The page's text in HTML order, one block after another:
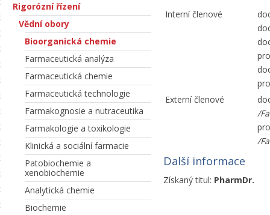
Rigorózní řízení
Vědní obory
Bioorganická chemie
Farmaceutická analýza
Farmaceutická chemie
Farmaceutická technologie
Farmakognosie a nutraceutika
Farmakologie a toxikologie
Klinická a sociální farmacie
Patobiochemie a
xenobiochemie
Analytická chemie
Biochemie
Interní členové
Externí členové
/
/
Další informace
Získaný titul: PharmDr.